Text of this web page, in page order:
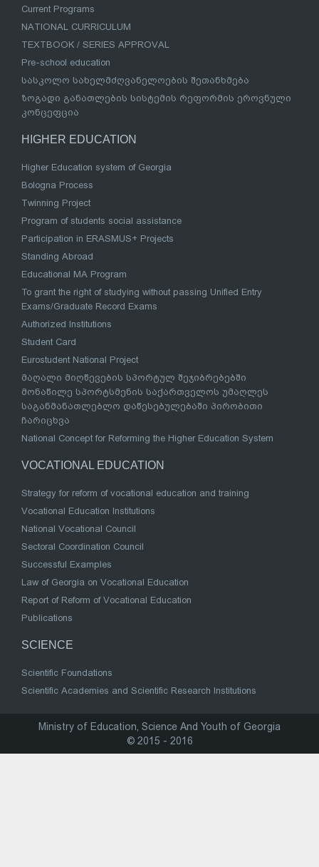
Current Programs
NATIONAL CURRICULUM
TEXTBOOK / SERIES APPROVAL
Pre-school education
სასკოლო სახელმძღვანელოების შეთანხმება
ზოგადი განათლების სისტემის რეფორმის ეროვნული
კონცეფცია
HIGHER EDUCATION
Higher Education system of Georgia
Bologna Process
Twinning Project
Program of students social assistance
Participation in ERASMUS+ Projects
Standing Abroad
Educational MA Program
To grant the right of studying without passing Unified Entry
Exams/Graduate Record Exams
Authorized Institutions
Student Card
Eurostudent National Project
მაღალი მიღწევების სპორტულ შეჯიბრებებში
მონაწილე სპორტსმენის საქართველოს უმაღლეს
საგანმანათლებლო დაწესებულებაში პირობითი
ჩარიცხვა
National Concept for Reforming the Higher Education System
VOCATIONAL EDUCATION
Strategy for reform of vocational education and training
Vocational Education Institutions
National Vocational Council
Sectoral Coordination Council
Successful Examples
Law of Georgia on Vocational Education
Report of Reform of Vocational Education
Publications
SCIENCE
Scientific Foundations
Scientific Academies and Scientific Research Institutions
Ministry of Education, Science And Youth of Georgia
© 2015 - 2016